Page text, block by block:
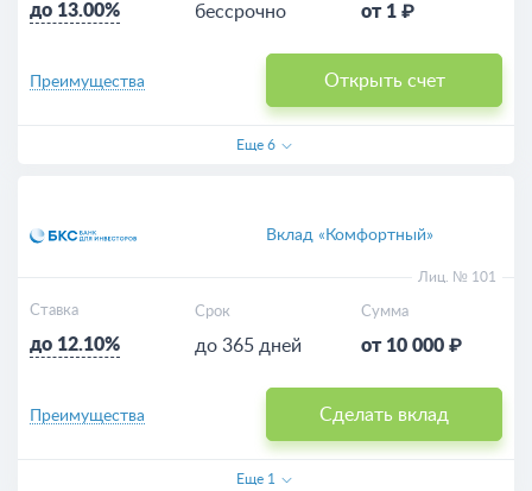
до 13.00% бессрочно от 1 ₽
Открыть счет
Преимущества
Еще 6
Вклад «Комфортный»
Лиц. № 101
Ставка
до 12.10%
Срок
до 365 дней
Сумма
от 10 000 ₽
Сделать вклад
Преимущества
Еще 1